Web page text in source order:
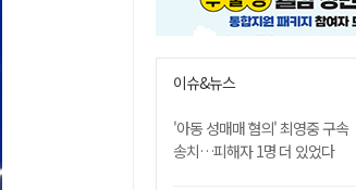
이슈&뉴스
'아동 성매매 혐의' 최영중 구속
송치…피해자 1명 더 있었다